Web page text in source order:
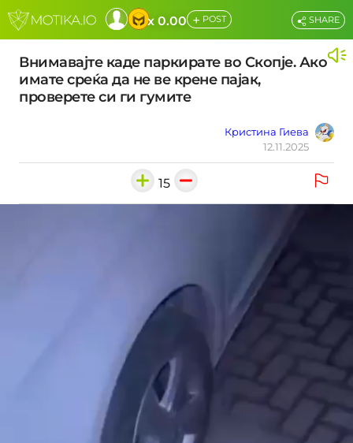
x 0.00 + POST
Внимавајте каде паркирате во Скопје. Ако
имате среќа да не ве крене пајак,
проверете си ги гумите
Кристина Гиева
12.11.2025
SHARE
15